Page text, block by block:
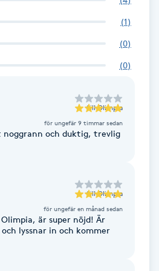
(1)
(0)
(0)
till Olimpia
för ungefär 9 timmar sedan
noggrann och duktig, trevlig
till Olimpia
för ungefär en månad sedan
är super nöjd! Är
lyssnar in och kommer